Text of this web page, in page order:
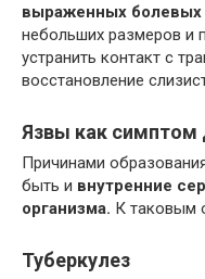
выраженных
небольших размеров и
устранить контакт с
восстановление
Язвы как симптом
Причинами
быть и внутренние
организма. К таковым
Туберкулез